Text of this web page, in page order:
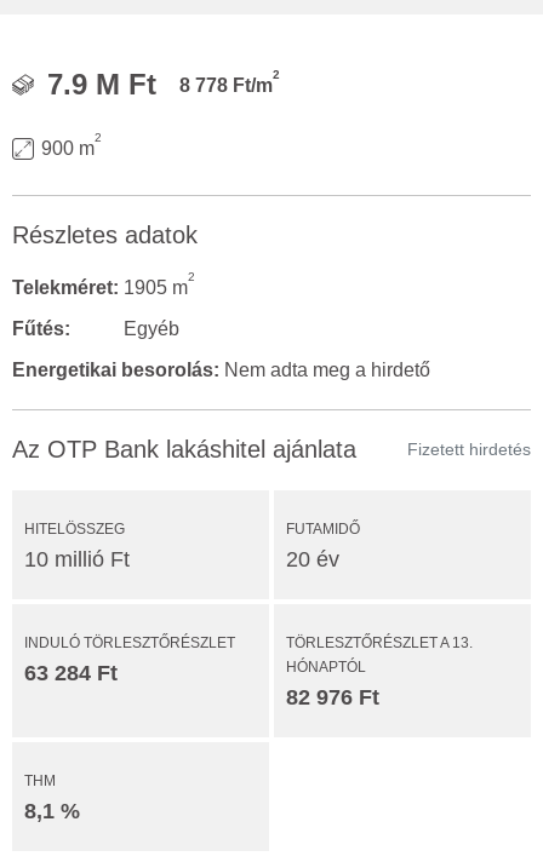
7.9 M Ft 8 778 Ft/m
2
900 m
2
Részletes adatok
Telekméret: 1905 m
2
Fűtés:
Egyéb
Energetikai besorolás: Nem adta meg a hirdető
Az OTP Bank lakáshitel ajánlata Fizetett hirdetés
HITELÖSSZEG
10 millió Ft
FUTAMIDŐ
20 év
INDULÓ TÖRLESZTŐRÉSZLET
63 284 Ft
TÖRLESZTŐRÉSZLET A 13.
HÓNAPTÓL
82 976 Ft
THM
8,1 %